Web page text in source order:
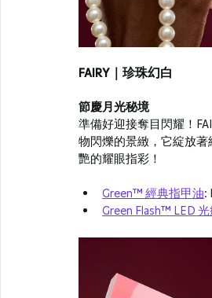
FAIRY｜珍珠幻白
節慶月光秘境
準備好迎接奪目閃耀！
物閃爍的景緻，它綻放
艷的耀眼指彩！
Green™ 經典指甲油:
Green Flash™ LED